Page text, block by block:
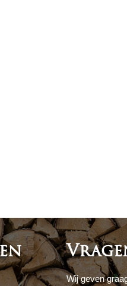
Wij geven